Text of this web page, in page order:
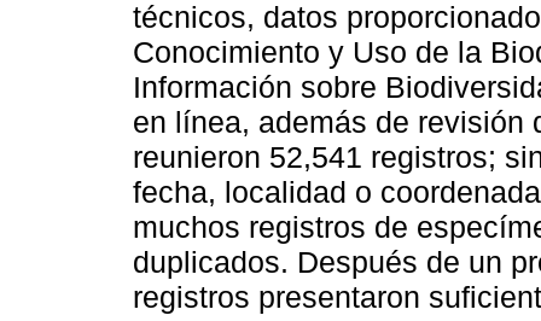
técnicos, datos
Conocimiento y Uso de la
Información sobre
en línea, además de revisión
reunieron 52,541 registros;
fecha, localidad o
muchos registros de
duplicados. Después de un
registros presentaron